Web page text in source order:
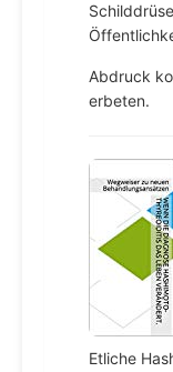
Abdruck
erbeten.
Etliche